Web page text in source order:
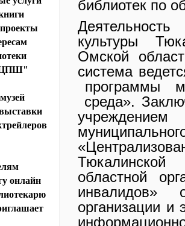
библиотек по
культуры
Омской
система
программы
среда».
областной
инвалидов»
организации и
онлайн